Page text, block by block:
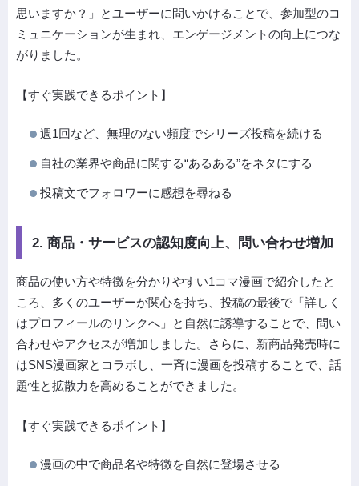
思いますか？」とユーザーに問いかけることで、参加型のコ
ミュニケーションが生まれ、エンゲージメントの向上につな
がりました。
【すぐ実践できるポイント】
週1回など、無理のない頻度でシリーズ投稿を続ける
自社の業界や商品に関する“あるある”をネタにする
投稿文でフォロワーに感想を尋ねる
2. 商品・サービスの認知度向上、問い合わせ増加
商品の使い方や特徴を分かりやすい1コマ漫画で紹介したと
ころ、多くのユーザーが関心を持ち、投稿の最後で「詳しく
はプロフィールのリンクへ」と自然に誘導することで、問い
合わせやアクセスが増加しました。さらに、新商品発売時に
はSNS漫画家とコラボし、一斉に漫画を投稿することで、話
題性と拡散力を高めることができました。
【すぐ実践できるポイント】
漫画の中で商品名や特徴を自然に登場させる